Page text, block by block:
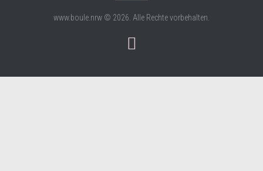
www.boule.nrw © 2026. Alle Rechte vorbehalten.